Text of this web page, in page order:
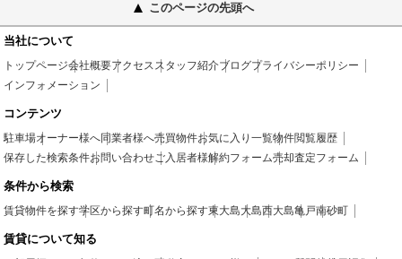
このページの先頭へ
当社について
トップページ会社概要アクセススタッフ紹介ブログプライバシーポリシー
インフォメーション
コンテンツ
駐車場オーナー様へ同業者様へ売買物件お気に入り一覧物件閲覧履歴
保存した検索条件お問い合わせご入居者様解約フォーム売却査定フォーム
条件から検索
賃貸物件を探す学区から探す町名から探す東大島大島西大島亀戸南砂町
賃貸について知る